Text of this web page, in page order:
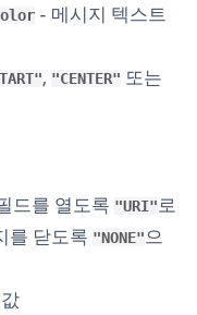
- 메시지 텍스트
, "CENTER" 또는
드를 열도록 "URI"로
를 닫도록 "NONE"으